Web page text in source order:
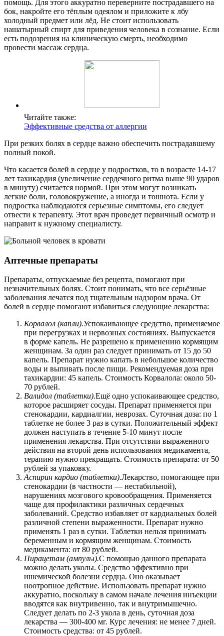
помощь. Для этого аккуратно переверните пострадавшего на
бок, накройте его тёплым одеялом и приложите к лбу
холодный предмет или лёд. Не стоит использовать
нашатырный спирт для приведения человека в сознание. Если
есть подозрения на клиническую смерть, необходимо
провести массаж сердца.
Читайте также:
Эффективные средства от аллергии
При резких болях в сердце важно обеспечить пострадавшему
полный покой.
Что касается болей в сердце у подростков, то в возрасте 14-17
лет тахикардия (увеличение сердечного ритма выше 90 ударов
в минуту) считается нормой. При этом могут возникать
легкие боли, головокружение, а иногда и тошнота. Если у
подростка наблюдаются серьезные симптомы, его следует
отвести к терапевту. Этот врач проведет первичный осмотр и
направит к нужному специалисту.
Аптечные препараты
Препараты, отпускаемые без рецепта, помогают при
незначительных болях. Стоит понимать, что все серьёзные
заболевания лечатся под тщательным надзором врача. От
болей в сердце помогают избавиться следующие лекарства:
Корвалол (капли).Успокаивающее средство, применяемое
при перегрузках и нервозных состояниях. Выпускается
в форме капель. Не разрешено к применению кормящим
женщинам. За один раз следует принимать от 15 до 50
капель. Препарат нужно капать в небольшое количество
воды и выпивать после пищи. Рекомендуемая доза при
тахикардии: 45 капель. Стоимость Корвалола: около 50-
70 рублей.
Валидол (таблетки).Ещё одно успокаивающее средство,
которое расширяет сосуды. Препарат применяется при
стенокардии, кардиалгии, неврозах. Суточная доза: по 1
таблетке не более 3 раз в сутки. Положительный эффект
должен наступать в течение 5-10 минут после
применения лекарства. При отсутствии выраженного
действия на второй день использования медикамента,
терапию нужно прекращать. Стоимость препарата: от 50
рублей за упаковку.
Аспирин кардио (таблетки).Лекарство, помогающее при
стенокардии (в частности — нестабильной),
нарушениях мозгового кровообращения. Применяется
чаще для профилактики различных сердечных
заболеваний. Средство избавляет от кардиальных болей
различной степени выраженности. Препарат нужно
применять 1 раз в сутки. Таблетки нельзя принимать
беременным и кормящим женщинам. Стоимость
медикамента: от 80 рублей.
Пирацетам (ампулы).С помощью данного препарата
можно делать уколы. Средство эффективно при
ишемической болезни сердца. Оно оказывает
ноотропное действие. Использовать препарат нужно
аккуратно, поскольку в самом начале лечения инъекции
вводятся как внутривенно, так и внутримышечно.
Следует делать по 2-3 укола в день, суточная доза
лекарства — 300-400 мг. Курс лечения: не менее 7 дней.
Стоимость средства: от 45 рублей.